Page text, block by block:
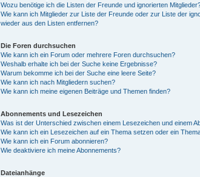
Wozu benötige ich die Listen der Freunde und ignorierten
Wie kann ich Mitglieder zur Liste der Freunde oder zur Liste der
wieder aus den Listen entfernen?
Die Foren durchsuchen
Wie kann ich ein Forum oder mehrere Foren durchsuchen?
Weshalb erhalte ich bei der Suche keine Ergebnisse?
Warum bekomme ich bei der Suche eine leere Seite?
Wie kann ich nach Mitgliedern suchen?
Wie kann ich meine eigenen Beiträge und Themen finden?
Abonnements und Lesezeichen
Was ist der Unterschied zwischen einem Lesezeichen und einem
Wie kann ich ein Lesezeichen auf ein Thema setzen oder ein
Wie kann ich ein Forum abonnieren?
Wie deaktiviere ich meine Abonnements?
Dateianhänge